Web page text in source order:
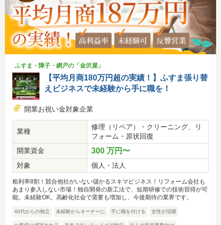
ふすま・障子・網戸の「金沢屋」
【平均月商180万円超の実績！】ふすま張り替
えビジネスで未経験から手に職を！
開業お祝い金対象企業
業種
修理（リペア）・クリーニング、リ
フォーム・原状回復
開業資金
300 万円〜
対象 個人・法人
粗利率8割！競合他社がいない儲かるスキマビジネス！リフォーム会社も
あまり参入しない市場！独自開発の新工法で、短期研修での技術習得が可
能。未経験OK。高齢化社会で需要も増加し、今後期待の業界です。
40代からの独立 未経験からオーナーに 手に職を付ける 女性が活躍